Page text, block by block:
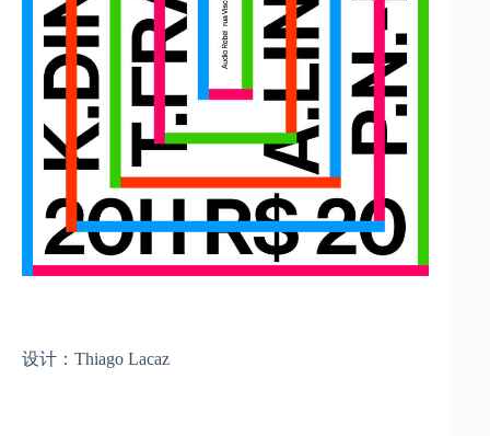
设计：Thiago Lacaz